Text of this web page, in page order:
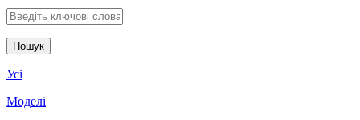
Введіть ключові слова для пошуку
Усі
Моделі